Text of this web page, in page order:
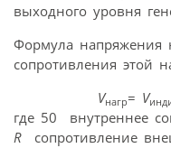
выходного уровня
Формула напряжения
сопротивления этой
Vнагр= V
где 50  внутреннее
R  сопротивление